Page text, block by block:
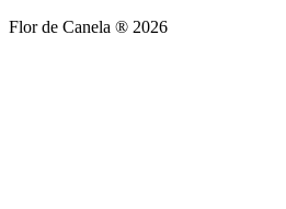
Flor de Canela ® 2026